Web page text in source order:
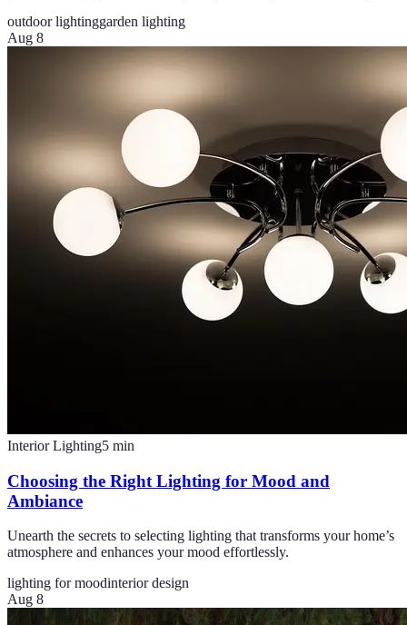
outdoor lightinggarden lighting
Aug 8
Interior Lighting5 min
Choosing the Right Lighting for Mood and
Ambiance
Unearth the secrets to selecting lighting that transforms your home’s
atmosphere and enhances your mood effortlessly.
lighting for moodinterior design
Aug 8